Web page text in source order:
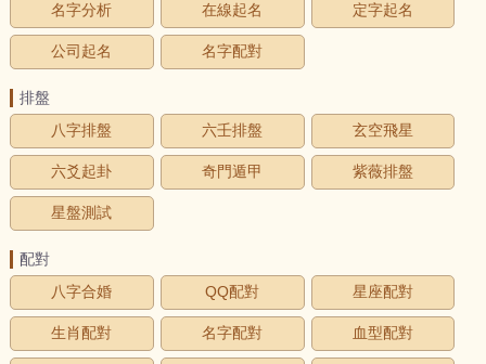
名字分析
在線起名 定字起名
公司起名 名字配對
排盤
八字排盤
六壬排盤 玄空飛星
六爻起卦 奇門遁甲 紫薇排盤
星盤測試
配對
八字合婚
QQ配對 星座配對
生肖配對 名字配對 血型配對